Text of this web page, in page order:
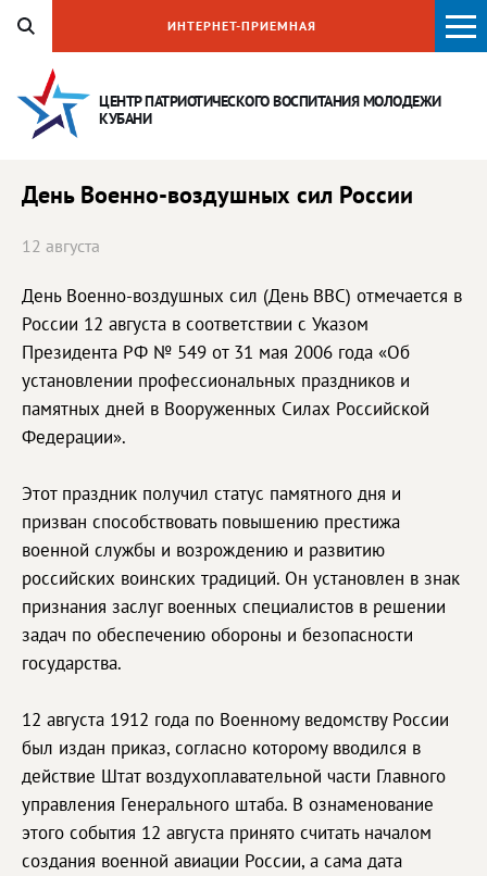
ЦЕНТР ПАТРИОТИЧЕСКОГО ВОСПИТАНИЯМОЛОДЕЖИ
КУБАНИ
ИНТЕРНЕТ-ПРИЕМНАЯ
День Военно-воздушных сил России
12 августа
День Военно-воздушных сил (День ВВС) отмечается в
России 12 августа в соответствии с Указом
Президента РФ № 549 от 31 мая 2006 года «Об
установлении профессиональных праздников и
памятных дней в Вооруженных Силах Российской
Федерации».
Этот праздник получил статус памятного дня и
призван способствовать повышению престижа
военной службы и возрождению и развитию
российских воинских традиций. Он установлен в знак
признания заслуг военных специалистов в решении
задач по обеспечению обороны и безопасности
государства.
12 августа 1912 года по Военному ведомству России
был издан приказ, согласно которому вводился в
действие Штат воздухоплавательной части Главного
управления Генерального штаба. В ознаменование
этого события 12 августа принято считать началом
создания военной авиации России, а сама дата